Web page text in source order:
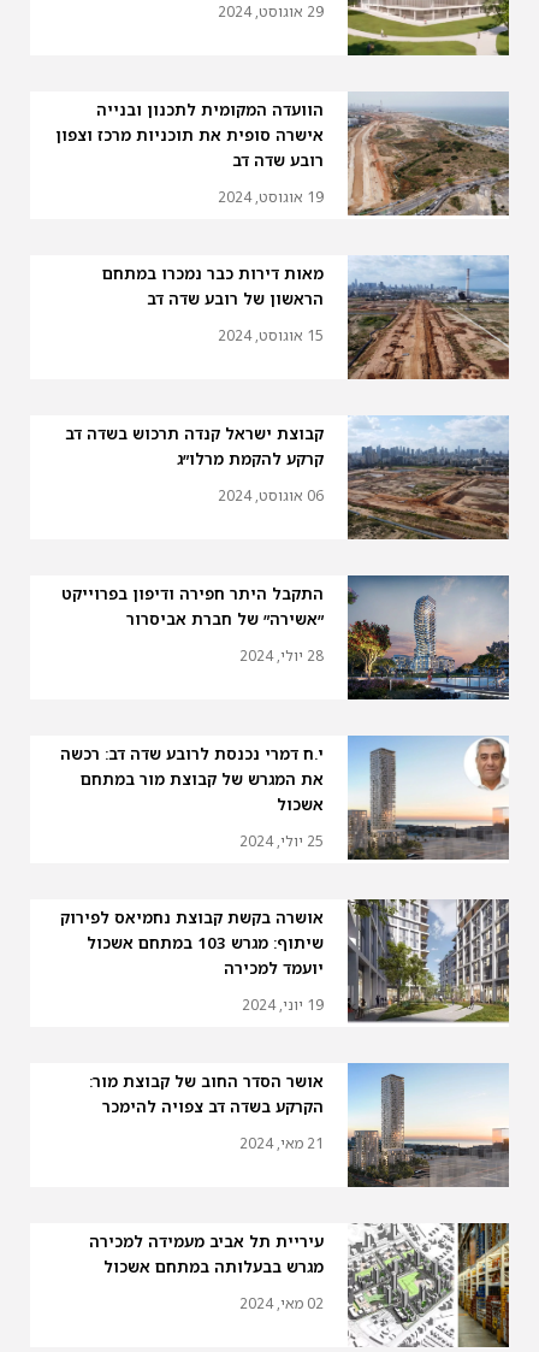
29 אוגוסט, 2024
הוועדה המקומית לתכנון ובנייה
אישרה סופית את תוכניות מרכז וצפון
רובע שדה דב
19 אוגוסט, 2024
מאות דירות כבר נמכרו במתחם
הראשון של רובע שדה דב
15 אוגוסט, 2024
קבוצת ישראל קנדה תרכוש בשדה דב
קרקע להקמת מרלו״ג
06 אוגוסט, 2024
התקבל היתר חפירה ודיפון בפרוייקט
״אשירה״ של חברת אביסרור
28 יולי, 2024
י.ח דמרי נכנסת לרובע שדה דב: רכשה
את המגרש של קבוצת מור במתחם
אשכול
25 יולי, 2024
אושרה בקשת קבוצת נחמיאס לפירוק
שיתוף: מגרש 103 במתחם אשכול
יועמד למכירה
19 יוני, 2024
אושר הסדר החוב של קבוצת מור:
הקרקע בשדה דב צפויה להימכר
21 מאי, 2024
עיריית תל אביב מעמידה למכירה
מגרש בבעלותה במתחם אשכול
02 מאי, 2024